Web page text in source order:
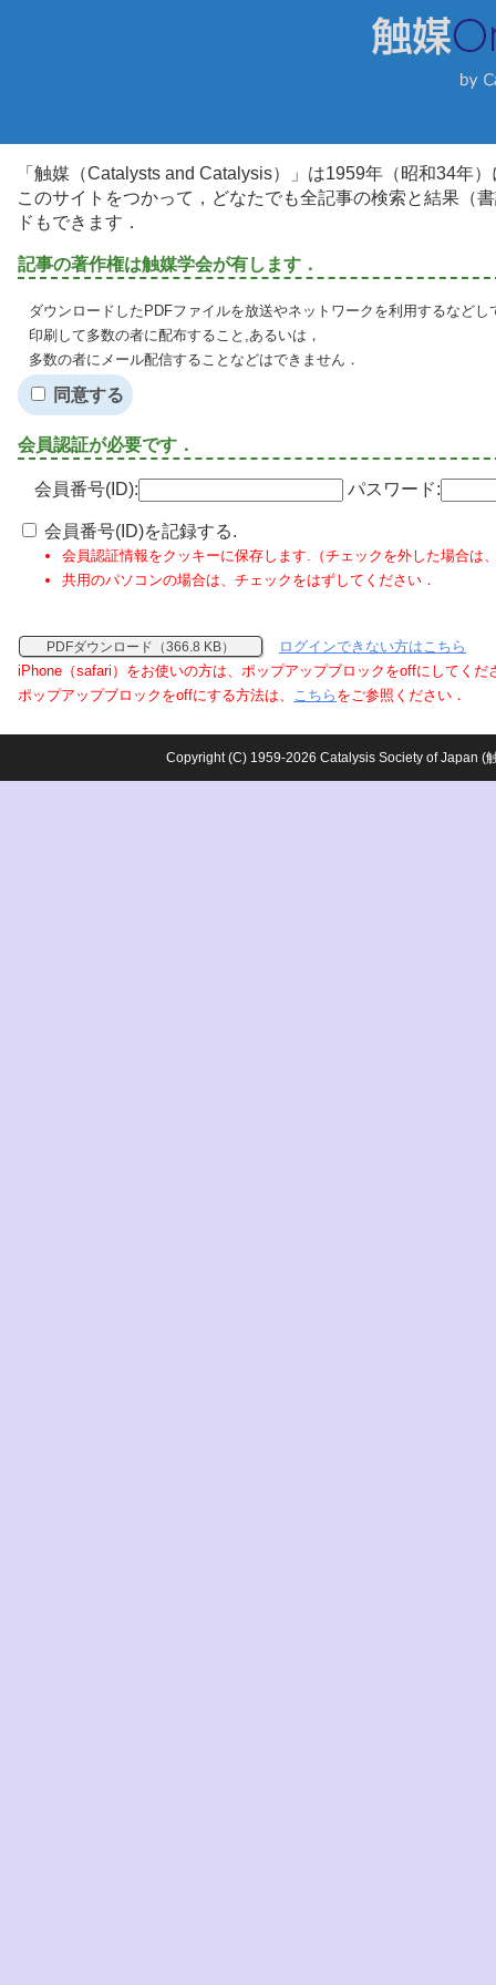
「触媒（Catalysts and Catalysis）」は1959年（昭和34年
このサイトをつかって，どなたでも全記事の検索と結果（
ドもできます．
記事の著作権は触媒学会が有します．
ダウンロードしたPDFファイルを放送やネットワークを利用するなど
印刷して多数の者に配布すること,あるいは，
多数の者にメール配信することなどはできません．
同意する
会員認証が必要です．
会員番号(ID): パスワード:
会員番号(ID)を記録する.
会員認証情報をクッキーに保存します.（チェックを外した場合は
共用のパソコンの場合は、チェックをはずしてください．
PDFダウンロード（366.8 KB）
ログインできない方はこちら
iPhone（safari）をお使いの方は、ポップアップブロックをoffにしてくだ
ポップアップブロックをoffにする方法は、 こちら をご参照ください．
Copyright (C) 1959-2026 Catalysis Society of Japan (